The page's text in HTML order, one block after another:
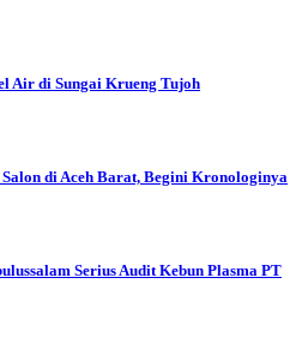
Air di Sungai Krueng Tujoh
di Aceh Barat, Begini Kronologinya
Serius Audit Kebun Plasma PT